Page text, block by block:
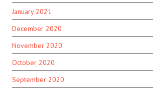
January 2021
December 2020
November 2020
October 2020
September 2020